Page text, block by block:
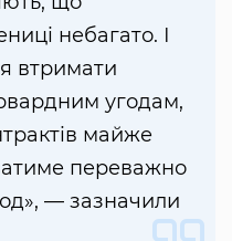
небагато. І
втримати
угодам,
майже
переважно
— зазначили